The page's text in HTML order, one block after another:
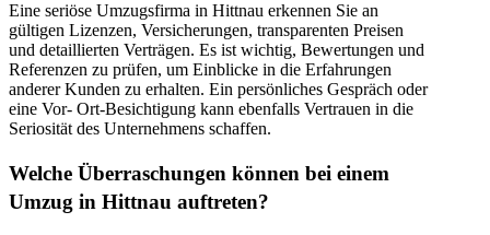
Eine seriöse Umzugsfirma in Hittnau erkennen Sie an
gültigen Lizenzen, Versicherungen, transparenten Preisen
und detaillierten Verträgen. Es ist wichtig, Bewertungen und
Referenzen zu prüfen, um Einblicke in die Erfahrungen
anderer Kunden zu erhalten. Ein persönliches Gespräch oder
eine Vor- Ort-Besichtigung kann ebenfalls Vertrauen in die
Seriosität des Unternehmens schaffen.
Welche Überraschungen können bei einem
Umzug in Hittnau auftreten?